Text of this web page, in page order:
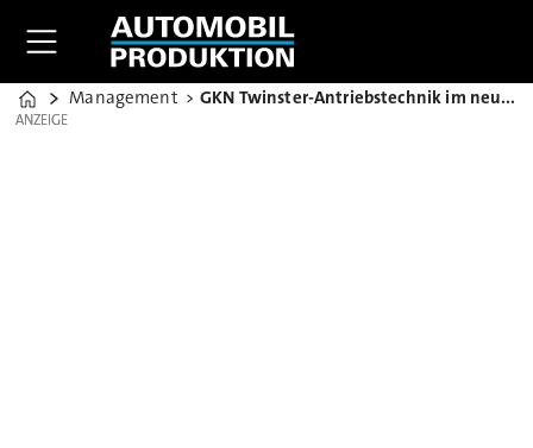
Home
Management GKN Twinster-Antriebstechnik im neuen Opel Insignia
ANZEIGE
ANZEIGE